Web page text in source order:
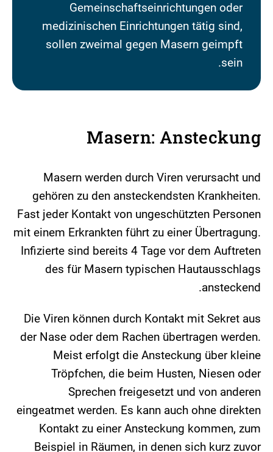
Gemeinschaftseinrichtungen oder
medizinischen Einrichtungen tätig sind,
sollen zweimal gegen Masern geimpft
sein.
Masern: Ansteckung
Masern werden durch Viren verursacht und
gehören zu den ansteckendsten Krankheiten.
Fast jeder Kontakt von ungeschützten Personen
mit einem Erkrankten führt zu einer Übertragung.
Infizierte sind bereits 4 Tage vor dem Auftreten
des für Masern typischen Hautausschlags
ansteckend.
Die Viren können durch Kontakt mit Sekret aus
der Nase oder dem Rachen übertragen werden.
Meist erfolgt die Ansteckung über kleine
Tröpfchen, die beim Husten, Niesen oder
Sprechen freigesetzt und von anderen
eingeatmet werden. Es kann auch ohne direkten
Kontakt zu einer Ansteckung kommen, zum
Beispiel in Räumen, in denen sich kurz zuvor